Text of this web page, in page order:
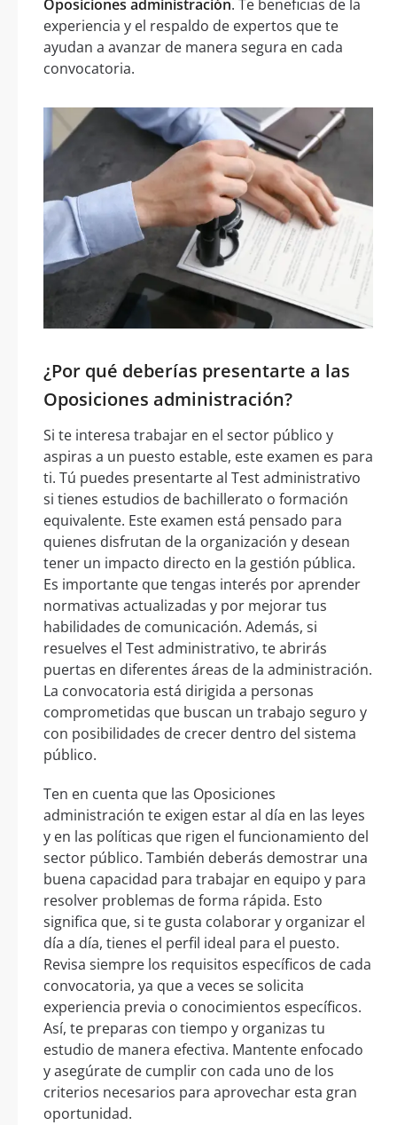
Oposiciones administración. Te beneficias de la
experiencia y el respaldo de expertos que te
ayudan a avanzar de manera segura en cada
convocatoria.
¿Por qué deberías presentarte a las
Oposiciones administración?
Si te interesa trabajar en el sector público y
aspiras a un puesto estable, este examen es para
ti. Tú puedes presentarte al Test administrativo
si tienes estudios de bachillerato o formación
equivalente. Este examen está pensado para
quienes disfrutan de la organización y desean
tener un impacto directo en la gestión pública.
Es importante que tengas interés por aprender
normativas actualizadas y por mejorar tus
habilidades de comunicación. Además, si
resuelves el Test administrativo, te abrirás
puertas en diferentes áreas de la administración.
La convocatoria está dirigida a personas
comprometidas que buscan un trabajo seguro y
con posibilidades de crecer dentro del sistema
público.
Ten en cuenta que las Oposiciones
administración te exigen estar al día en las leyes
y en las políticas que rigen el funcionamiento del
sector público. También deberás demostrar una
buena capacidad para trabajar en equipo y para
resolver problemas de forma rápida. Esto
significa que, si te gusta colaborar y organizar el
día a día, tienes el perfil ideal para el puesto.
Revisa siempre los requisitos específicos de cada
convocatoria, ya que a veces se solicita
experiencia previa o conocimientos específicos.
Así, te preparas con tiempo y organizas tu
estudio de manera efectiva. Mantente enfocado
y asegúrate de cumplir con cada uno de los
criterios necesarios para aprovechar esta gran
oportunidad.